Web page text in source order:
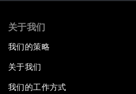
关于我们
我们的策略
关于我们
我们的工作方式